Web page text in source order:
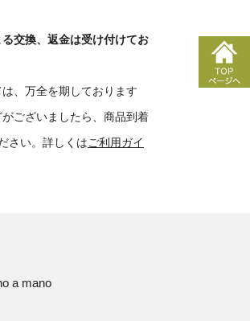
交換、返金は受け付けてお
、万全を期しております
ございましたら、商品到着
さい。詳しくはご利用ガイ
a mano